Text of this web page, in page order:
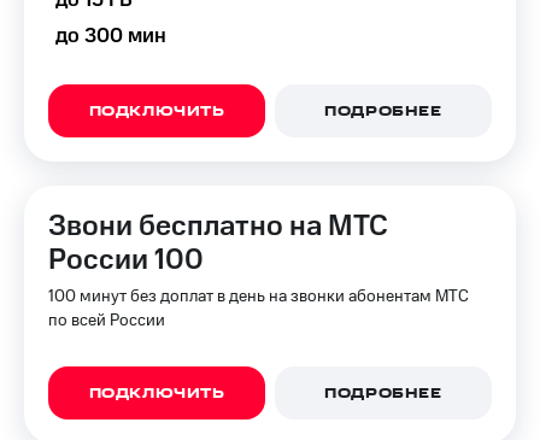
до 300 мин
ПОДКЛЮЧИТЬ ПОДРОБНЕЕ
Звони бесплатно на МТС
России 100
100 минут без доплат в день на звонки абонентам МТС
по всей России
ПОДКЛЮЧИТЬ ПОДРОБНЕЕ